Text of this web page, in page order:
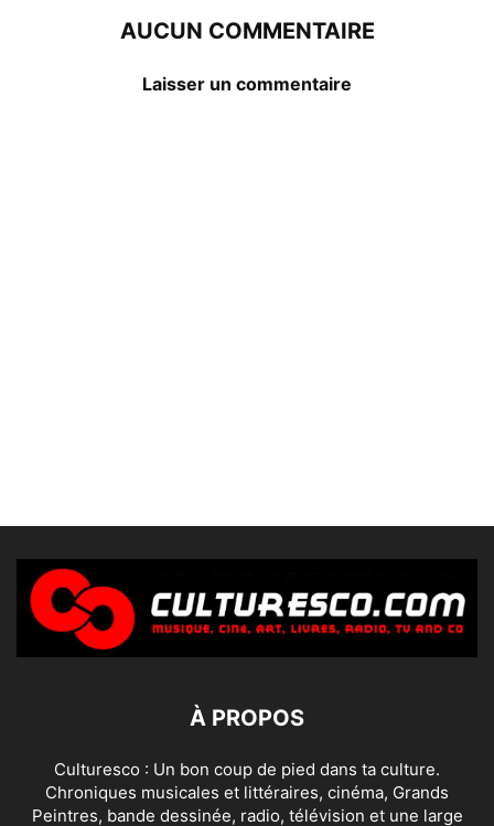
AUCUN COMMENTAIRE
Laisser un commentaire
À PROPOS
Culturesco : Un bon coup de pied dans ta culture.
Chroniques musicales et littéraires, cinéma, Grands
Peintres, bande dessinée, radio, télévision et une large